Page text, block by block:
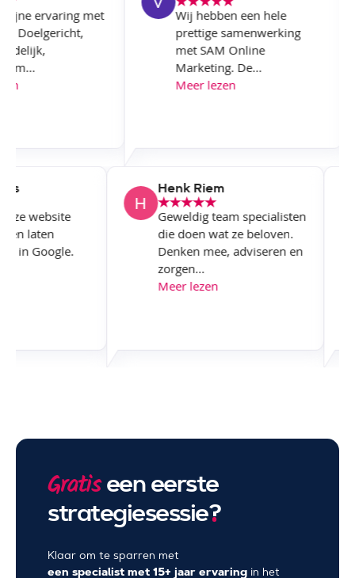
ervaring met
Doelgericht,
Wij hebben een hele
prettige samenwerking
met SAM Online
Marketing. De...
Meer lezen
onze website
en laten
in Google.
Henk Riem
Geweldig team specialisten
die doen wat ze beloven.
Denken mee, adviseren en
zorgen...
Meer lezen
Gratiseen eerste
strategiesessie?
Klaar om te sparren met
een specialist met 15+ jaar ervaring in het